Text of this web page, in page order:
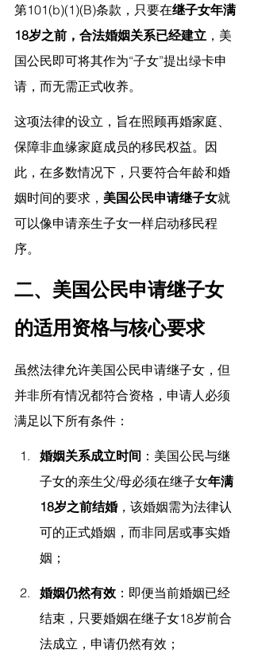
第101(b)(1)(B)条款，只要在继子女年满
18岁之前，合法婚姻关系已经建立 ，美
国公民即可将其作为“子女”提出绿卡申
请，而无需正式收养。
这项法律的设立，旨在照顾再婚家庭、
保障非血缘家庭成员的移民权益。因
此，在多数情况下，只要符合年龄和婚
姻时间的要求， 美国公民申请继子女就
可以像申请亲生子女一样启动移民程
序。
二、美国公民申请继子女
的适用资格与核心要求
虽然法律允许美国公民申请继子女，但
并非所有情况都符合资格，申请人必须
满足以下所有条件：
婚姻关系成立时间 ：美国公民与继
子女的亲生父/母必须在继子女年满
18岁之前结婚 ，该婚姻需为法律认
可的正式婚姻，而非同居或事实婚
姻；
婚姻仍然有效 ：即便当前婚姻已经
结束，只要婚姻在继子女18岁前合
法成立，申请仍然有效；